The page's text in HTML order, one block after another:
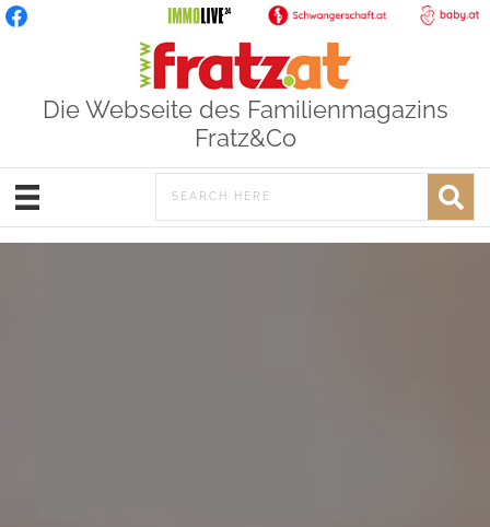
Die Webseite des Familienmagazins
Fratz&Co